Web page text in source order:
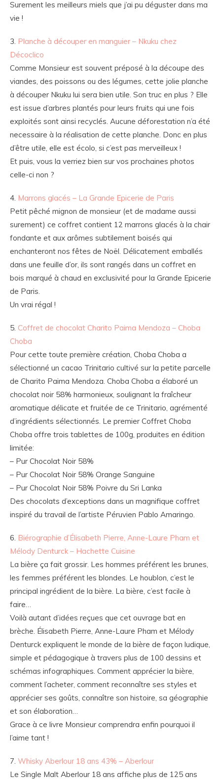
Surement les meilleurs miels que j’ai pu déguster dans ma
vie !
3. Planche à découper en manguier – Nkuku chez
Décoclico
Comme Monsieur est souvent préposé à la découpe des
viandes, des poissons ou des légumes, cette jolie planche
à découper Nkuku lui sera bien utile. Son truc en plus ? Elle
est issue d’arbres plantés pour leurs fruits qui une fois
exploités sont ainsi recyclés. Aucune déforestation n’a été
necessaire à la réalisation de cette planche. Donc en plus
d’être utile, elle est écolo, si c’est pas merveilleux !
Et puis, vous la verriez bien sur vos prochaines photos
celle-ci non ?
4. Marrons glacés – La Grande Epicerie de Paris
Petit pêché mignon de monsieur (et de madame aussi
surement) ce coffret contient 12 marrons glacés à la chair
fondante et aux arômes subtilement boisés qui
enchanteront nos fêtes de Noël. Délicatement emballés
dans une feuille d’or, ils sont rangés dans un coffret en
bois marqué à chaud en exclusivité pour la Grande Epicerie
de Paris.
Un vrai régal !
5. Coffret de chocolat Charito Paima Mendoza – Choba
Choba
Pour cette toute première création, Choba Choba a
sélectionné un cacao Trinitario cultivé sur la petite parcelle
de Charito Paima Mendoza. Choba Choba a élaboré un
chocolat noir 58% harmonieux, soulignant la fraîcheur
aromatique délicate et fruitée de ce Trinitario, agrémenté
d’ingrédients sélectionnés. Le premier Coffret Choba
Choba offre trois tablettes de 100g, produites en édition
limitée:
– Pur Chocolat Noir 58%
– Pur Chocolat Noir 58% Orange Sanguine
– Pur Chocolat Noir 58% Poivre du Sri Lanka
Des chocolats d’exceptions dans un magnifique coffret
inspiré du travail de l’artiste Péruvien Pablo Amaringo.
6. Biérographie d’Élisabeth Pierre, Anne-Laure Pham et
Mélody Denturck – Hachette Cuisine
La bière ça fait grossir. Les hommes préférent les brunes,
les femmes préférent les blondes. Le houblon, c’est le
principal ingrédient de la bière. La bière, c’est facile à
faire…
Voilà autant d’idées reçues que cet ouvrage bat en
brèche. Élisabeth Pierre, Anne-Laure Pham et Mélody
Denturck expliquent le monde de la bière de façon ludique,
simple et pédagogique à travers plus de 100 dessins et
schémas infographiques. Comment apprécier la bière,
comment l’acheter, comment reconnaître ses styles et
apprécier ses goûts, connaître son histoire, sa géographie
et son élaboration…
Grace à ce livre Monsieur comprendra enfin pourquoi il
l’aime tant !
7. Whisky Aberlour 18 ans 43% – Aberlour
Le Single Malt Aberlour 18 ans affiche plus de 125 ans